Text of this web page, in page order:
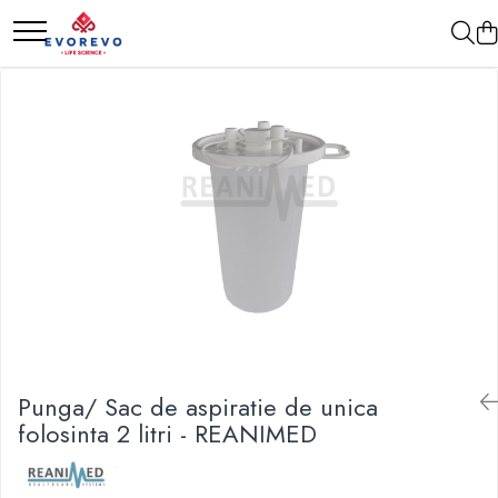
Medical
Negatoscoape
Holter EKG
Perfuzomate
Metrologie
Punga/ Sac de aspiratie de unica
folosinta 2 litri - REANIMED